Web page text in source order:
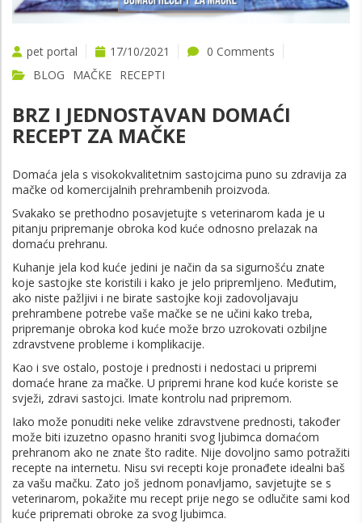
pet portal 17/10/2021
0 Comments
BLOG
MAČKE RECEPTI
BRZ I JEDNOSTAVAN DOMAĆI
RECEPT ZA MAČKE
Domaća jela s visokokvalitetnim sastojcima puno su zdravija za
mačke od komercijalnih prehrambenih proizvoda.
Svakako se prethodno posavjetujte s veterinarom kada je u
pitanju pripremanje obroka kod kuće odnosno prelazak na
domaću prehranu.
Kuhanje jela kod kuće jedini je način da sa sigurnošću znate
koje sastojke ste koristili i kako je jelo pripremljeno. Međutim,
ako niste pažljivi i ne birate sastojke koji zadovoljavaju
prehrambene potrebe vaše mačke se ne učini kako treba,
pripremanje obroka kod kuće može brzo uzrokovati ozbiljne
zdravstvene probleme i komplikacije.
Kao i sve ostalo, postoje i prednosti i nedostaci u pripremi
domaće hrane za mačke. U pripremi hrane kod kuće koriste se
svježi, zdravi sastojci. Imate kontrolu nad pripremom.
Iako može ponuditi neke velike zdravstvene prednosti, također
može biti izuzetno opasno hraniti svog ljubimca domaćom
prehranom ako ne znate što radite. Nije dovoljno samo potražiti
recepte na internetu. Nisu svi recepti koje pronađete idealni baš
za vašu mačku. Zato još jednom ponavljamo, savjetujte se s
veterinarom, pokažite mu recept prije nego se odlučite sami kod
kuće pripremati obroke za svog ljubimca.